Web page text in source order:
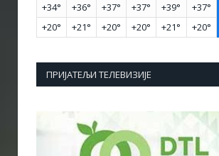
+34° +36° +37° +37° +39° +37°
+20° +21° +20° +20° +21° +20°
ПРИЈАТЕЉИ ТЕЛЕВИЗИЈЕ